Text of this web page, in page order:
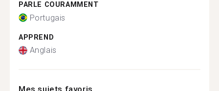
PARLE COURAMMENT
Portugais
APPREND
Anglais
Mes sujets favoris